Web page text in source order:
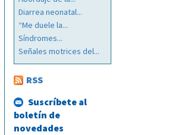
Diarrea neonatal...
“Me duele la...
Síndromes...
Señales motrices del...
RSS
Suscríbete al
boletín de
novedades